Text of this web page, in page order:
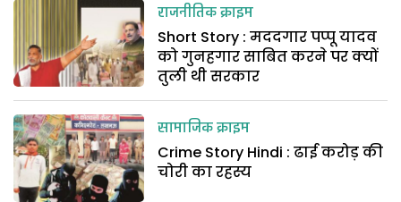
राजनीतिक क्राइम
Short Story : मददगार पप्पू यादव
को गुनहगार साबित करने पर क्यों
तुली थी सरकार
सामाजिक क्राइम
Crime Story Hindi : ढाई करोड़ की
चोरी का रहस्य